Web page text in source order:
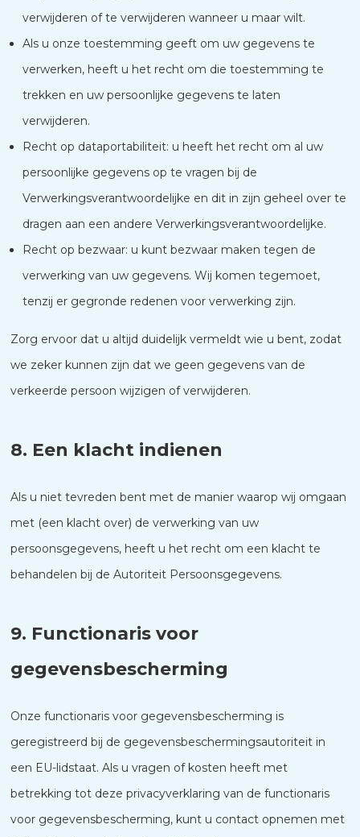
verwijderen of te verwijderen wanneer u maar wilt.
Als u onze toestemming geeft om uw gegevens te
verwerken, heeft u het recht om die toestemming te
trekken en uw persoonlijke gegevens te laten
verwijderen.
Recht op dataportabiliteit: u heeft het recht om al uw
persoonlijke gegevens op te vragen bij de
Verwerkingsverantwoordelijke en dit in zijn geheel over te
dragen aan een andere Verwerkingsverantwoordelijke.
Recht op bezwaar: u kunt bezwaar maken tegen de
verwerking van uw gegevens. Wij komen tegemoet,
tenzij er gegronde redenen voor verwerking zijn.
Zorg ervoor dat u altijd duidelijk vermeldt wie u bent, zodat
we zeker kunnen zijn dat we geen gegevens van de
verkeerde persoon wijzigen of verwijderen.
8. Een klacht indienen
Als u niet tevreden bent met de manier waarop wij omgaan
met (een klacht over) de verwerking van uw
persoonsgegevens, heeft u het recht om een klacht te
behandelen bij de Autoriteit Persoonsgegevens.
9. Functionaris voor
gegevensbescherming
Onze functionaris voor gegevensbescherming is
geregistreerd bij de gegevensbeschermingsautoriteit in
een EU-lidstaat. Als u vragen of kosten heeft met
betrekking tot deze privacyverklaring van de functionaris
voor gegevensbescherming, kunt u contact opnemen met